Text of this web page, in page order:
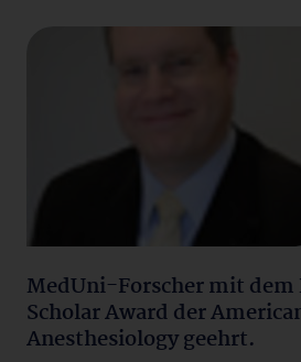
MedUni-Forscher mit
Scholar Award der
Anesthesiology geehrt.